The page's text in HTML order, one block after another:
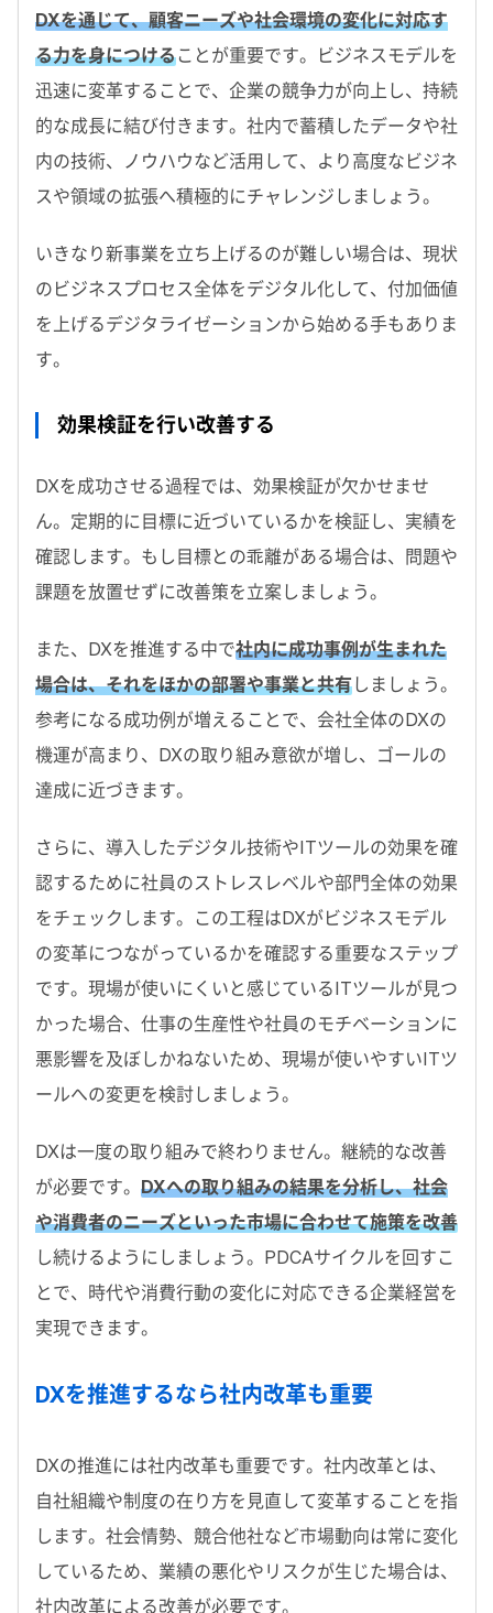
DXを通じて、顧客ニーズや社会環境の変化に対応す
る力を身につけることが重要です。ビジネスモデルを
迅速に変革することで、企業の競争力が向上し、持続
的な成長に結び付きます。社内で蓄積したデータや社
内の技術、ノウハウなど活用して、より高度なビジネ
スや領域の拡張へ積極的にチャレンジしましょう。
いきなり新事業を立ち上げるのが難しい場合は、現状
のビジネスプロセス全体をデジタル化して、付加価値
を上げるデジタライゼーションから始める手もありま
す。
効果検証を行い改善する
DXを成功させる過程では、効果検証が欠かせませ
ん。定期的に目標に近づいているかを検証し、実績を
確認します。もし目標との乖離がある場合は、問題や
課題を放置せずに改善策を立案しましょう。
また、DXを推進する中で社内に成功事例が生まれた
場合は、それをほかの部署や事業と共有しましょう。
参考になる成功例が増えることで、会社全体のDXの
機運が高まり、DXの取り組み意欲が増し、ゴールの
達成に近づきます。
さらに、導入したデジタル技術やITツールの効果を確
認するために社員のストレスレベルや部門全体の効果
をチェックします。この工程はDXがビジネスモデル
の変革につながっているかを確認する重要なステップ
です。現場が使いにくいと感じているITツールが見つ
かった場合、仕事の生産性や社員のモチベーションに
悪影響を及ぼしかねないため、現場が使いやすいITツ
ールへの変更を検討しましょう。
DXは一度の取り組みで終わりません。継続的な改善
が必要です。 DXへの取り組みの結果を分析し、社会
や消費者のニーズといった市場に合わせて施策を改善
し続けるようにしましょう。PDCAサイクルを回すこ
とで、時代や消費行動の変化に対応できる企業経営を
実現できます。
DXを推進するなら社内改革も重要
DXの推進には社内改革も重要です。社内改革とは、
自社組織や制度の在り方を見直して変革することを指
します。社会情勢、競合他社など市場動向は常に変化
しているため、業績の悪化やリスクが生じた場合は、
社内改革による改善が必要です。